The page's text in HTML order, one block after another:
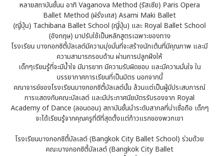
หลายสถาบันชั้นน อาทิ Vaganova Method (รัสเซีย) Paris Opera
Ballet Method (ฝรั่งเศส) Asami Maki Ballet
(ญี่ปุ่น) Tachibana Ballet School (ญี่ปุ่น) และ Royal Ballet School
(อังกฤษ) มาปรับใช้เป็นหลักสูตรเฉพาะของทาง
โรงเรียน บางกอกซิตี้บัลเลต์มีความมุ่งมั่นที่จะสร้างนักเต้นที่มีคุณภาพ และมี
ความสามารถรอบด้าน ผ่านการปลูกฝังให้
เด็กๆเรียนรู้ที่จะมีน้ำใจ มีมารยาท มีความรับผิดชอบ และมีความมั่นใจ ใน
บรรยากาศการเรียนที่เป็นมิตร นอกจากนี้
คณาจารย์ของโรงเรียนบางกอกซิตี้บัลเลต์นั้น ล้วนแต่เป็นผู้มีประสบการณ์
การแสดงกับคณะบัลเลต์ และมีประกาศนียบัตรรับรองจาก Royal
Academy of Dance (ลอนดอน) สถาบันชั้นนำระดับสากลที่น่าเชื่อถือ เด็กๆ
จะได้เรียนรู้จากคุณครูที่ดีที่สุดตั้งแต่ก้าวแรกของพวกเขา
โรงเรียนบางกอกซิตี้บัลเลต์ (Bangkok City Ballet School) ร่วมด้วย
คณะบางกอกซิตี้บัลเลต์ (Bangkok City Ballet